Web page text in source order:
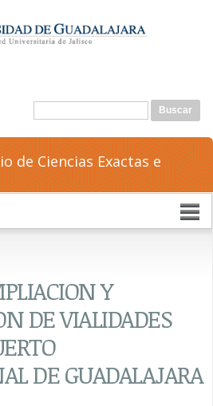
Formulario de búsqueda
Buscar
de Ciencias Exactas e
Y
DE VIALIDADES
DE GUADALAJARA